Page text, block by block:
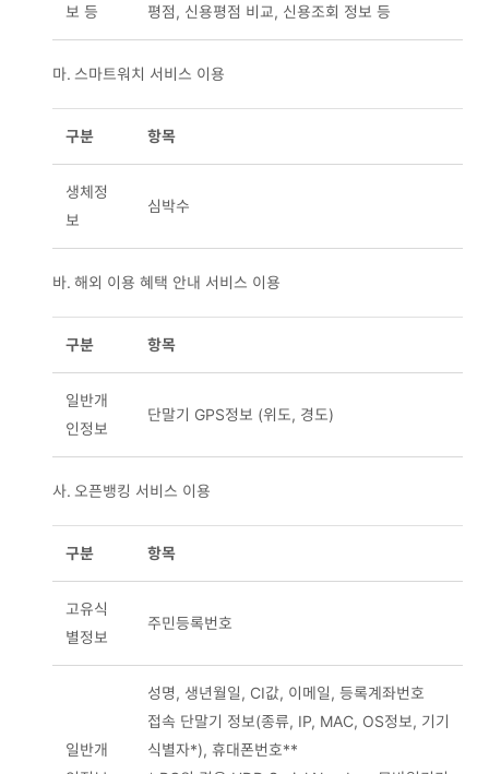
보 등
평점, 신용평점 비교, 신용조회 정보 등
마. 스마트워치 서비스 이용
구분 항목
생체정
보
심박수
바. 해외 이용 혜택 안내 서비스 이용
구분 항목
일반개
인정보
단말기 GPS정보 (위도, 경도)
사. 오픈뱅킹 서비스 이용
구분 항목
고유식
별정보
주민등록번호
일반개
성명, 생년월일, CI값, 이메일, 등록계좌번호
접속 단말기 정보(종류, IP, MAC, OS정보, 기기
식별자*), 휴대폰번호**